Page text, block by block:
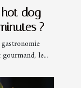
hot dog
?
le...